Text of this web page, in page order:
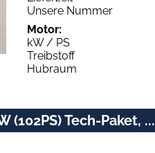
Unsere Nummer
Motor:
kW / PS
Treibstoff
Hubraum
(102PS) Tech-Paket, ...